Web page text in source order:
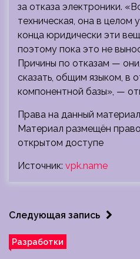
за отказа электроники.
техническая, она в целом
конца юридически эти
поэтому пока это не
Причины по отказам —
сказать, общим языком, в
компонентной базы», —
Права на данный
Материал размещён
открытом доступе
Источник: vpk.name
Следующая запись
Разработки